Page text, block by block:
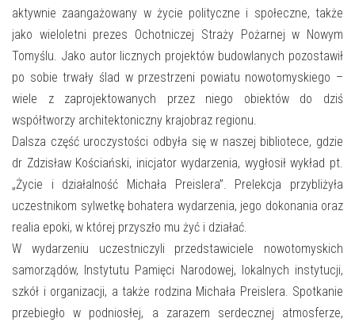
O NAS
aktywnie zaangażowany w życie polityczne i społeczne, także
jako wieloletni prezes Ochotniczej Straży Pożarnej w Nowym
Tomyślu. Jako autor licznych projektów budowlanych pozostawił
po sobie trwały ślad w przestrzeni powiatu nowotomyskiego –
wiele z zaprojektowanych przez niego obiektów do dziś
współtworzy architektoniczny krajobraz regionu.
Dalsza część uroczystości odbyła się w naszej bibliotece, gdzie
dr Zdzisław Kościański, inicjator wydarzenia, wygłosił wykład pt.
„Życie i działalność Michała Preislera”. Prelekcja przybliżyła
uczestnikom sylwetkę bohatera wydarzenia, jego dokonania oraz
realia epoki, w której przyszło mu żyć i działać.
W wydarzeniu uczestniczyli przedstawiciele nowotomyskich
samorządów, Instytutu Pamięci Narodowej, lokalnych instytucji,
szkół i organizacji, a także rodzina Michała Preislera. Spotkanie
przebiegło w podniosłej, a zarazem serdecznej atmosferze,